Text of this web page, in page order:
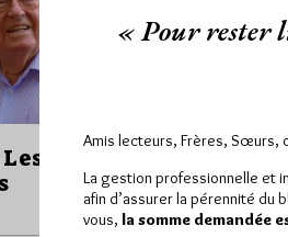
Les
Brigandes
« Pour rester
Amis lecteurs, Frères, Sœurs,
La gestion professionnelle et
afin d’assurer la pérennité du
vous, la somme demandée